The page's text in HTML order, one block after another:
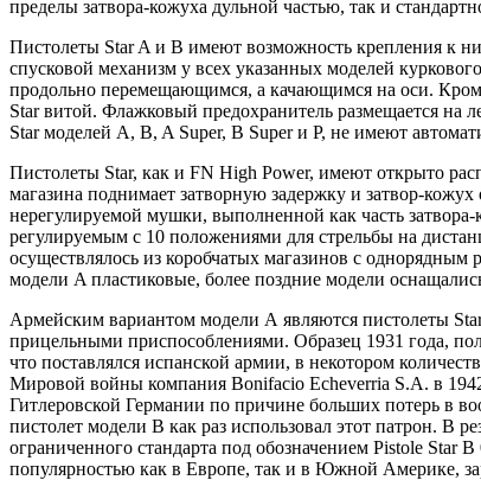
пределы затвора-кожуха дульной частью, так и
Пистолеты Star A и B имеют возможность крепления к
спусковой механизм у всех указанных моделей
продольно перемещающимся, а качающимся на оси.
Star витой. Флажковый предохранитель размещается на
Star моделей A, B, A Super, B Super и P, не имеют
Пистолеты Star, как и FN High Power, имеют открыто
магазина поднимает затворную задержку и затвор-
нерегулируемой мушки, выполненной как часть
регулируемым с 10 положениями для стрельбы на
осуществлялось из коробчатых магазинов с
модели A пластиковые, более поздние модели
Армейским вариантом модели А являются пистолеты
прицельными приспособлениями. Образец 1931 года,
что поставлялся испанской армии, в некотором
Мировой войны компания Bonifacio Echeverria S.A. в
Гитлеровской Германии по причине больших потерь в
пистолет модели B как раз использовал этот патрон. В
ограниченного стандарта под обозначением Pistole Star
популярностью как в Европе, так и в Южной Америке,